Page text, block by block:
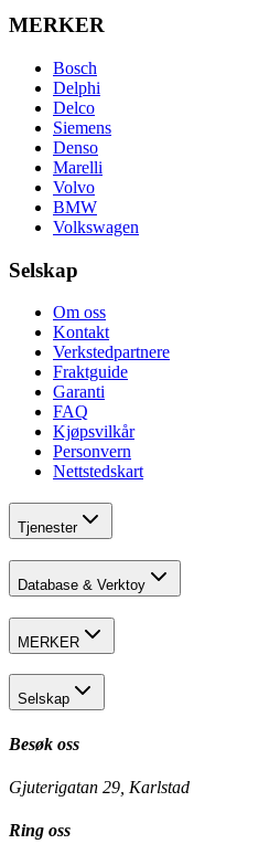
MERKER
Bosch
Delphi
Delco
Siemens
Denso
Marelli
Volvo
BMW
Volkswagen
Selskap
Om oss
Kontakt
Verkstedpartnere
Fraktguide
Garanti
FAQ
Kjøpsvilkår
Personvern
Nettstedskart
Tjenester
Database & Verktoy
MERKER
Selskap
Besøk oss
Gjuterigatan 29, Karlstad
Ring oss